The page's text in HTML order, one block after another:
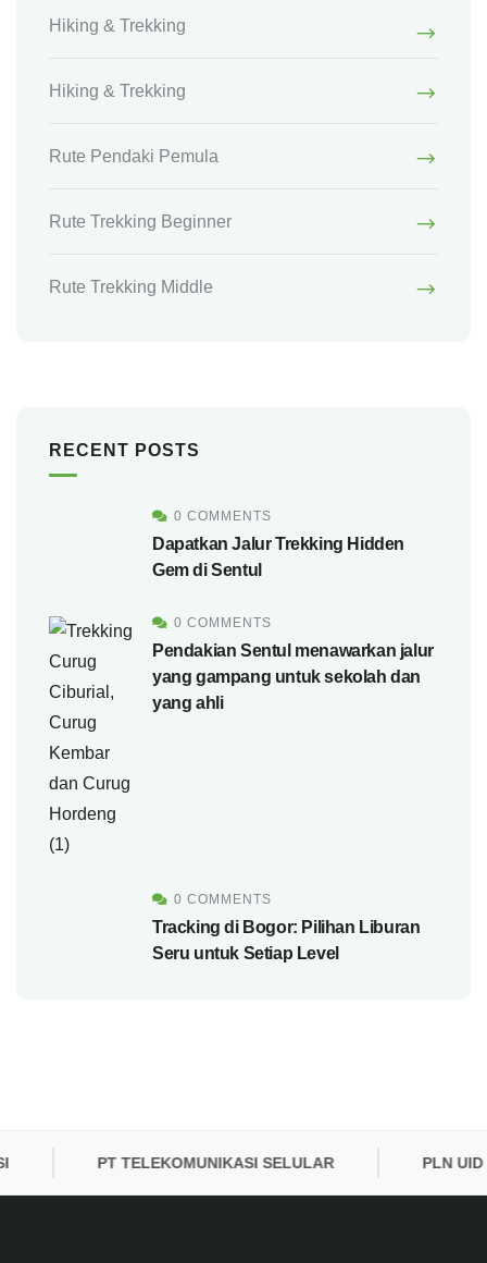
Hiking & Trekking
Hiking & Trekking
Rute Pendaki Pemula
Rute Trekking Beginner
Rute Trekking Middle
RECENT POSTS
0 COMMENTS
Dapatkan Jalur Trekking Hidden
Gem di Sentul
0 COMMENTS
Pendakian Sentul menawarkan jalur
yang gampang untuk sekolah dan
yang ahli
0 COMMENTS
Tracking di Bogor: Pilihan Liburan
Seru untuk Setiap Level
PT TELEKOMUNIKASI SELULAR PLN UID